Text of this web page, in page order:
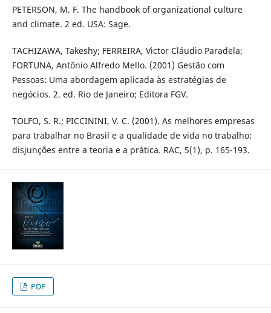
PETERSON, M. F. The handbook of organizational culture
and climate. 2 ed. USA: Sage.
TACHIZAWA, Takeshy; FERREIRA, Victor Cláudio Paradela;
FORTUNA, Antônio Alfredo Mello. (2001) Gestão com
Pessoas: Uma abordagem aplicada às estratégias de
negócios. 2. ed. Rio de Janeiro; Editora FGV.
TOLFO, S. R.; PICCININI, V. C. (2001). As melhores empresas
para trabalhar no Brasil e a qualidade de vida no trabalho:
disjunções entre a teoria e a prática. RAC, 5(1), p. 165-193.
PDF